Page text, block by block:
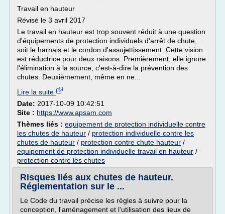
Travail en hauteur
Révisé le 3 avril 2017
Le travail en hauteur est trop souvent réduit à une question
d'équipements de protection individuels d'arrêt de chute,
soit le harnais et le cordon d'assujettissement. Cette vision
est réductrice pour deux raisons. Premièrement, elle ignore
l'élimination à la source, c'est-à-dire la prévention des
chutes. Deuxièmement, même en ne...
Lire la suite
Date: 2017-10-09 10:42:51
Site : https://www.apsam.com
Thèmes liés : equipement de protection individuelle contre
les chutes de hauteur / protection individuelle contre les
chutes de hauteur / protection contre chute hauteur /
equipement de protection individuelle travail en hauteur /
protection contre les chutes
Risques liés aux chutes de hauteur.
Réglementation sur le ...
Le Code du travail précise les règles à suivre pour la
conception, l'aménagement et l'utilisation des lieux de